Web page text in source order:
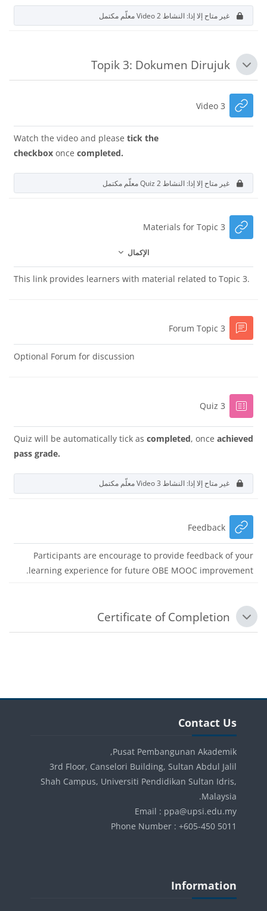
غير متاح إلا إذا: النشاطVideo 2معلّم مكتمل
طي Topik 3: Dokumen Dirujuk
Video 3رابط الكتروني
Watch the video and please tick the
checkbox once completed.
غير متاح إلا إذا: النشاطQuiz 2معلّم مكتمل
Materials for Topic 3
الإكمال
This link provides learners with material related to Topic 3.
Forum Topic 3
Optional Forum for discussion
Quiz 3
Quiz will be automatically tick as completed, once achieved
pass grade.
غير متاح إلا إذا: النشاط Video 3معلّم مكتمل
Feedback
Participants are encourage to provide feedback of your
learning experience for future OBE MOOC improvement.
طي Certificate of Completion
الكتل
Contact Us
Pusat Pembangunan Akademik,
3rd Floor, Canselori Building, Sultan Abdul Jalil
Shah Campus, Universiti Pendidikan Sultan Idris,
Malaysia.
Email : ppa@upsi.edu.my
Phone Number : +605-450 5011
الكتل
Information